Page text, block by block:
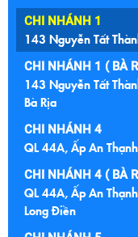
CHI NHÁNH 1
143 Nguyễn Tất
CHI NHÁNH 1 ( BÀ
143 Nguyễn Tất
Bà Rịa
CHI NHÁNH 4
QL 44A, Ấp An
CHI NHÁNH 4 ( BÀ
QL 44A, Ấp An
Long Điền